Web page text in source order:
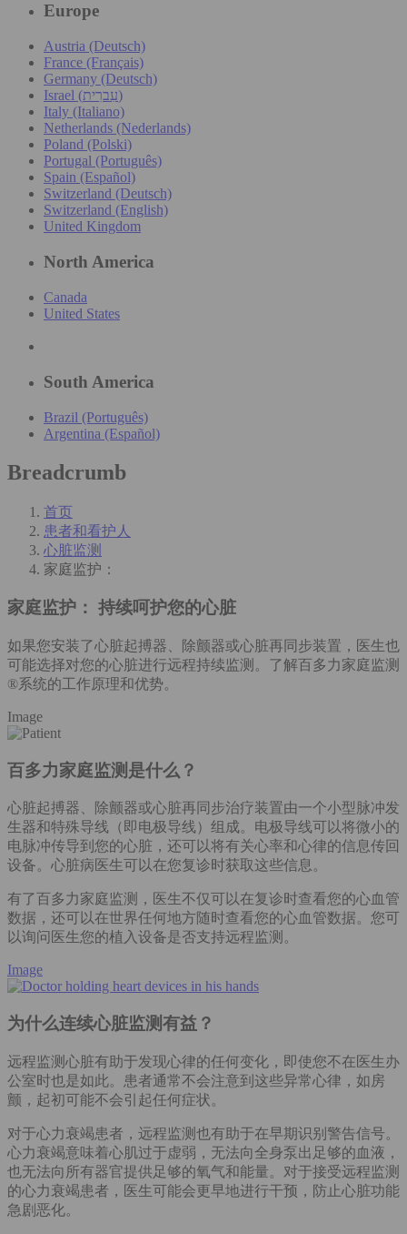
Europe
Austria (Deutsch)
France (Français)
Germany (Deutsch)
Israel (עִברִית)
Italy (Italiano)
Netherlands (Nederlands)
Poland (Polski)
Portugal (Português)
Spain (Español)
Switzerland (Deutsch)
Switzerland (English)
United Kingdom
North America
Canada
United States
South America
Brazil (Português)
Argentina (Español)
Breadcrumb
首页
患者和看护人
心脏监测
家庭监护：
家庭监护： 持续呵护您的心脏
如果您安装了心脏起搏器、除颤器或心脏再同步装置，医生也
可能选择对您的心脏进行远程持续监测。了解百多力家庭监测
®系统的工作原理和优势。
Image
百多力家庭监测是什么？
心脏起搏器、除颤器或心脏再同步治疗装置由一个小型脉冲发
生器和特殊导线（即电极导线）组成。电极导线可以将微小的
电脉冲传导到您的心脏，还可以将有关心率和心律的信息传回
设备。心脏病医生可以在您复诊时获取这些信息。
有了百多力家庭监测，医生不仅可以在复诊时查看您的心血管
数据，还可以在世界任何地方随时查看您的心血管数据。您可
以询问医生您的植入设备是否支持远程监测。
Image
为什么连续心脏监测有益？
远程监测心脏有助于发现心律的任何变化，即使您不在医生办
公室时也是如此。患者通常不会注意到这些异常心律，如房
颤，起初可能不会引起任何症状。
对于心力衰竭患者，远程监测也有助于在早期识别警告信号。
心力衰竭意味着心肌过于虚弱，无法向全身泵出足够的血液，
也无法向所有器官提供足够的氧气和能量。对于接受远程监测
的心力衰竭患者，医生可能会更早地进行干预，防止心脏功能
急剧恶化。